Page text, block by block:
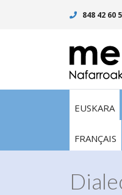
848 42 60
EUSKARA
FRANÇAIS